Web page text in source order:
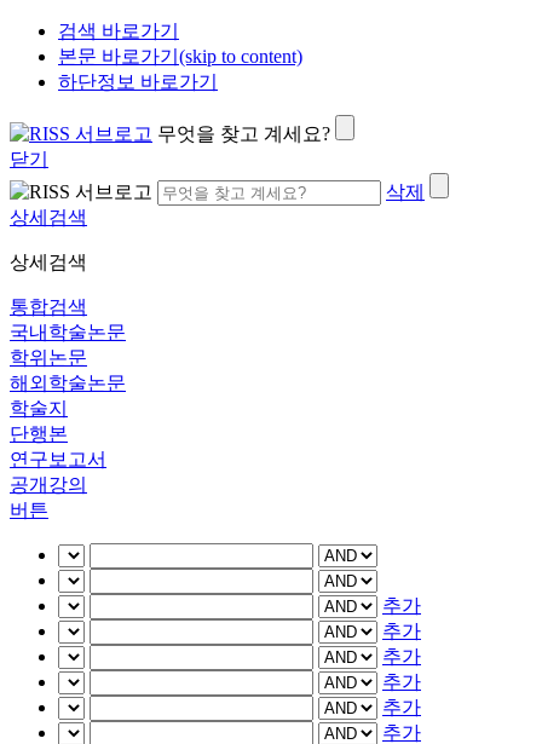
검색 바로가기
본문 바로가기(skip to content)
하단정보 바로가기
무엇을 찾고 계세요?
닫기
삭제
상세검색
상세검색
통합검색
국내학술논문
학위논문
해외학술논문
학술지
단행본
연구보고서
공개강의
버튼
추가
추가
추가
추가
추가
추가